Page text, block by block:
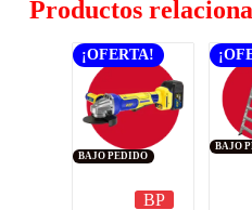
Productos
BAJO PEDIDO
¡OFERTA!
BP
BAJO